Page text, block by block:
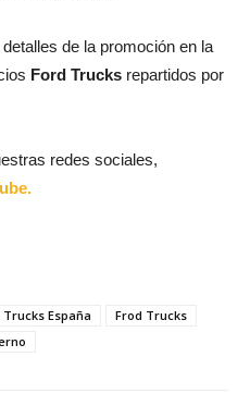
de la promoción en la
Ford Trucks repartidos por
redes sociales,
Trucks España
Frod Trucks